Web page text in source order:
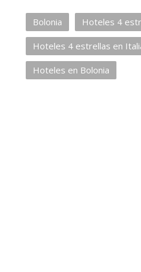
Bolonia Hoteles 4
Hoteles 4 estrellas en
Hoteles en Bolonia